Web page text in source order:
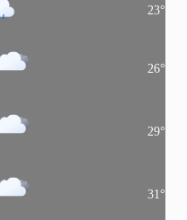
23°
26°
29°
31°